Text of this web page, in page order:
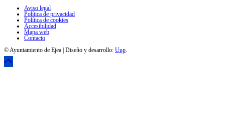
Aviso legal
Política de privacidad
Política de cookies
Accesibilidad
Mapa web
Contacto
© Ayuntamiento de Ejea | Diseño y desarrollo: Uup.